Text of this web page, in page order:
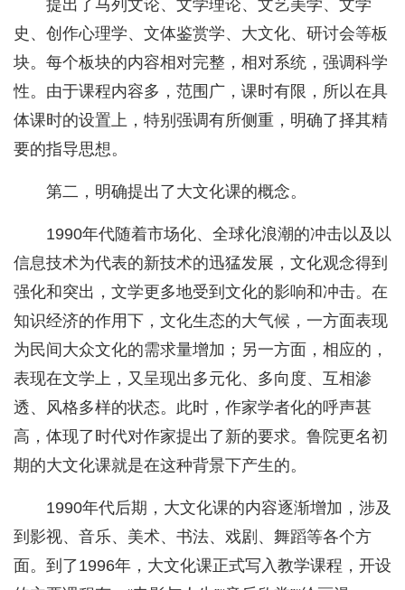
提出了马列文论、文学理论、文艺美学、文学
史、创作心理学、文体鉴赏学、大文化、研讨会等板
块。每个板块的内容相对完整，相对系统，强调科学
性。由于课程内容多，范围广，课时有限，所以在具
体课时的设置上，特别强调有所侧重，明确了择其精
要的指导思想。
第二，明确提出了大文化课的概念。
1990年代随着市场化、全球化浪潮的冲击以及以
信息技术为代表的新技术的迅猛发展，文化观念得到
强化和突出，文学更多地受到文化的影响和冲击。在
知识经济的作用下，文化生态的大气候，一方面表现
为民间大众文化的需求量增加；另一方面，相应的，
表现在文学上，又呈现出多元化、多向度、互相渗
透、风格多样的状态。此时，作家学者化的呼声甚
高，体现了时代对作家提出了新的要求。鲁院更名初
期的大文化课就是在这种背景下产生的。
1990年代后期，大文化课的内容逐渐增加，涉及
到影视、音乐、美术、书法、戏剧、舞蹈等各个方
面。到了1996年，大文化课正式写入教学课程，开设